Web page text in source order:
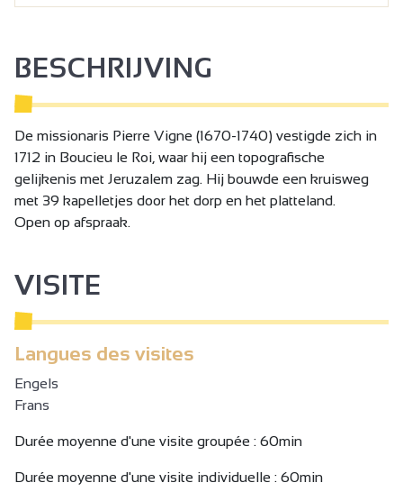
BESCHRIJVING
De missionaris Pierre Vigne (1670-1740) vestigde zich in
1712 in Boucieu le Roi, waar hij een topografische
gelijkenis met Jeruzalem zag. Hij bouwde een kruisweg
met 39 kapelletjes door het dorp en het platteland.
Open op afspraak.
VISITE
Langues des visites
Engels
Frans
Durée moyenne d'une visite groupée : 60min
Durée moyenne d'une visite individuelle : 60min